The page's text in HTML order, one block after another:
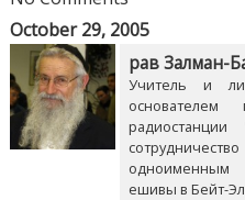
October 29, 2005
рав Залман-
Учитель и
основателем
одноименным
ешивы в Бейт-